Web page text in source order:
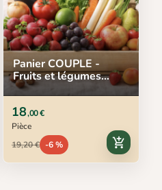
indisponible
Panier COUPLE -
Fruits et légumes
locaux
18,00 €
Pièce
19,20 € -6 % add_shopping_cart